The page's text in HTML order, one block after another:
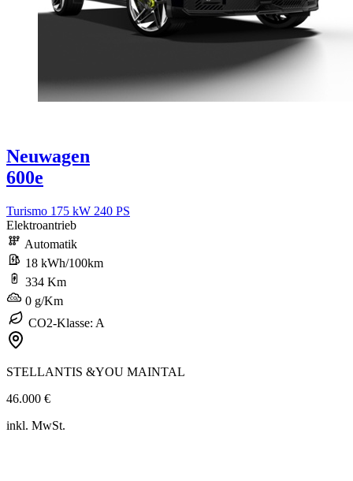
Neuwagen
600e
Turismo 175 kW 240 PS
Elektroantrieb
Automatik
18 kWh/100km
334 Km
0 g/Km
CO2-Klasse: A
STELLANTIS &YOU MAINTAL
46.000 €
inkl. MwSt.